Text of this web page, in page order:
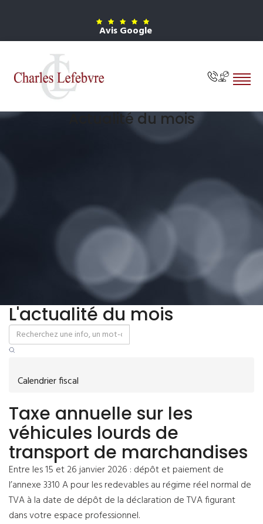
Avis Google
Actualité du mois
L'actualité du mois
Calendrier fiscal
Taxe annuelle sur les
véhicules lourds de
transport de marchandises
Entre les 15 et 26 janvier 2026 : dépôt et paiement de
l’annexe 3310 A pour les redevables au régime réel normal de
TVA à la date de dépôt de la déclaration de TVA figurant
dans votre espace professionnel.